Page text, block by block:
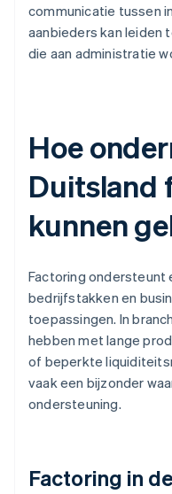
communicatie tussen
aanbieders kan leiden
die aan administratie
Hoe
Duitsland
kunnen
Factoring ondersteunt
bedrijfstakken en
toepassingen. In
hebben met lange
of beperkte
vaak een bijzonder
ondersteuning.
Factoring in